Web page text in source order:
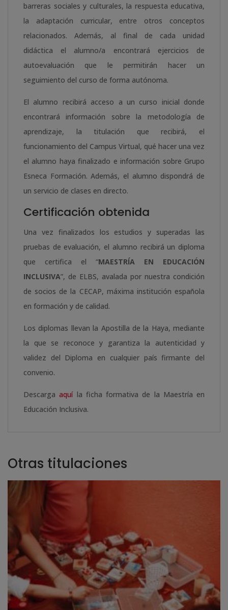
barreras sociales y culturales, la respuesta educativa,
la adaptación curricular, entre otros conceptos
relacionados. Además, al final de cada unidad
didáctica el alumno/a encontrará ejercicios de
autoevaluación que le permitirán hacer un
seguimiento del curso de forma autónoma.
El alumno recibirá acceso a un curso inicial donde
encontrará información sobre la metodología de
aprendizaje, la titulación que recibirá, el
funcionamiento del Campus Virtual, qué hacer una vez
el alumno haya finalizado e información sobre Grupo
Esneca Formación. Además, el alumno dispondrá de
un servicio de clases en directo.
Certificación obtenida
Una vez finalizados los estudios y superadas las
pruebas de evaluación, el alumno recibirá un diploma
que certifica el “MAESTRÍA EN EDUCACIÓN
INCLUSIVA”, de ELBS, avalada por nuestra condición
de socios de la CECAP, máxima institución española
en formación y de calidad.
Los diplomas llevan la Apostilla de la Haya, mediante
la que se reconoce y garantiza la autenticidad y
validez del Diploma en cualquier país firmante del
convenio.
Descargaaquíla ficha formativa de la Maestría en
Educación Inclusiva.
Otras titulaciones